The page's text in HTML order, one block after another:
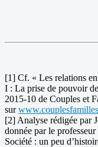
[1] Cf. « Les relations
I : La prise de pouvoir
2015-10 de Couples et
sur
[2] Analyse rédigée par
donnée par le
Société : un peu